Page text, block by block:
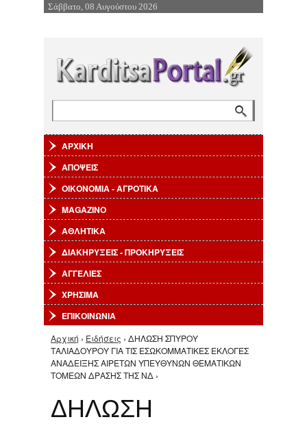
Επιστροφή στην Πλοήγηση
Σάββατο, 08 Αυγούστου 2026
ΑΡΧΙΚΗ
ΑΠΟΨΕΙΣ
ΟΙΚΟΝΟΜΙΑ - ΑΓΡΟΤΙΚΑ
MAGAZINO
ΑΘΛΗΤΙΚΑ
ΔΙΑΚΗΡΥΞΕΙΣ - ΠΡΟΚΗΡΥΞΕΙΣ
ΑΓΓΕΛΙΕΣ
ΧΡΗΣΙΜΑ
ΕΠΙΚΟΙΝΩΝΙΑ
Είστε εδώ
Αρχική › Ειδήσεις › ΔΗΛΩΣΗ ΣΠΥΡΟΥ
ΤΑΛΙΑΔΟΥΡΟΥ ΓΙΑ ΤΙΣ ΕΣΩΚΟΜΜΑΤΙΚΕΣ ΕΚΛΟΓΕΣ
ΑΝΑΔΕΙΞΗΣ ΑΙΡΕΤΩΝ ΥΠΕΥΘΥΝΩΝ ΘΕΜΑΤΙΚΩΝ
ΤΟΜΕΩΝ ΔΡΑΣΗΣ ΤΗΣ ΝΔ ›
ΔΗΛΩΣΗ